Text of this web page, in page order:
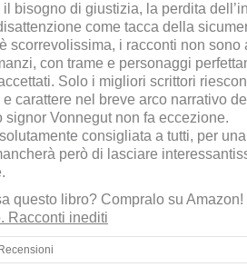
il bisogno di giustizia, la perdita
come tacca della
scorrevolissima, i racconti non sono
con trame e personaggi
Solo i migliori scrittori
e carattere nel breve arco narrativo
signor Vonnegut non fa eccezione.
consigliata a tutti, per
però di lasciare
questo libro? Compralo su Amazon!
Racconti inediti
Recensioni